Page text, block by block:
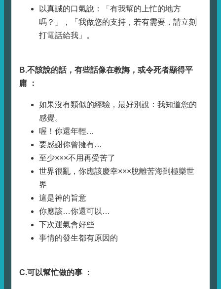
以真誠的口氣說：「有我幫的上忙的地方
嗎？」，「我做您的支持，若有需要，請立刻
打電話給我」。
B.不該說的話，有些話像在教誨，或令死者顯得平
庸
：
如果沒有類似的經驗，最好別說：我知道您的
感覺。
喔！你還年輕…
要感謝你曾擁有…
至少×××不用再受苦了
世界很亂，你應該慶幸×××脫離苦海到極樂世
界
這是神的旨意
你應該…你還可以…
下次運氣會好些
事情的發生都有原因的
C.可以幫忙做的事 ：